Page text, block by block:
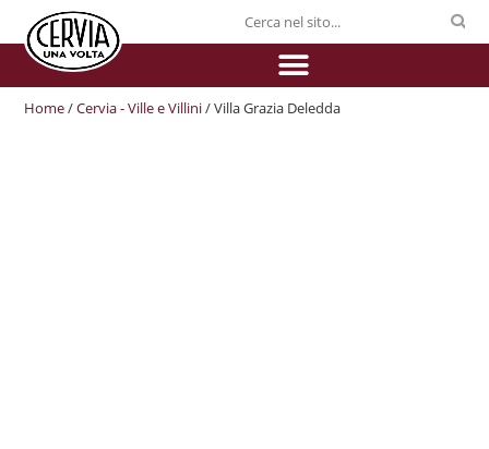
Home/Cervia - Ville e Villini/ Villa Grazia Deledda